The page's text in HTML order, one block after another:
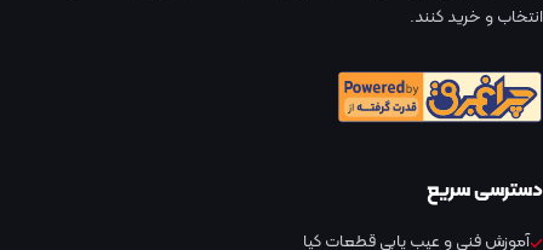
انتخاب و خرید کنند.
دسترسی سریع
آموزش فنی و عیب یابی قطعات کیا